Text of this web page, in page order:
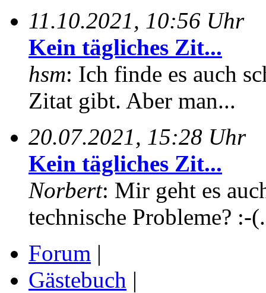
11.10.2021, 10:56 Uhr
Kein tägliches Zit...
hsm: Ich finde es auch
Zitat gibt. Aber man...
20.07.2021, 15:28 Uhr
Kein tägliches Zit...
Norbert: Mir geht es
technische Probleme? :-
Forum |
Gästebuch |